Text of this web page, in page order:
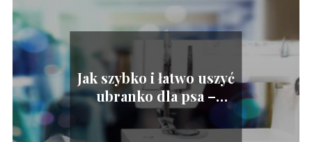
Jak szybko i łatwo uszyć
ubranko dla psa –
poradnik dla
początkujących.